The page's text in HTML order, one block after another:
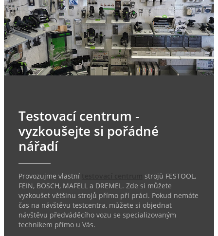
Testovací centrum -
vyzkoušejte si pořádné
nářadí
Provozujme vlastní
strojů FESTOOL,
FEIN, BOSCH, MAFELL a DREMEL. Zde si můžete
vyzkoušet většinu strojů přímo při práci. Pokud nemáte
čas na návštěvu testcentra, můžete si objednat
návštěvu předváděcího vozu se specializovaným
technikem přímo u Vás.